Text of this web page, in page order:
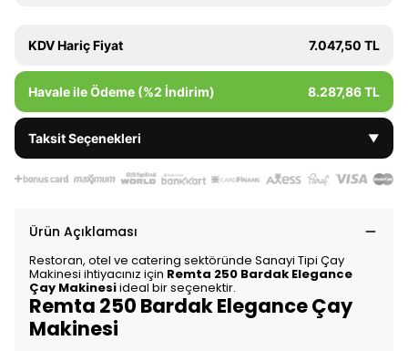
KDV Hariç Fiyat 7.047,50 TL
Havale ile Ödeme (%2 İndirim) 8.287,86 TL
Taksit Seçenekleri ▼
Ürün Açıklaması
Restoran, otel ve catering sektöründe Sanayi Tipi Çay
Makinesi ihtiyacınız için Remta 250 Bardak Elegance
Çay Makinesiideal bir seçenektir.
Remta 250 Bardak Elegance Çay
Makinesi